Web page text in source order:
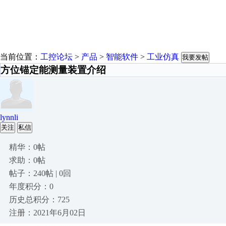
当前位置： 工控论坛 > 产品 > 智能软件 > 工业仿真 我要发帖
方位锚定能测量装置介绍
lynnli
关注 私信
精华：0帖
求助：0帖
帖子：240帖 | 0回
年度积分：0
历史总积分：725
注册：2021年6月02日